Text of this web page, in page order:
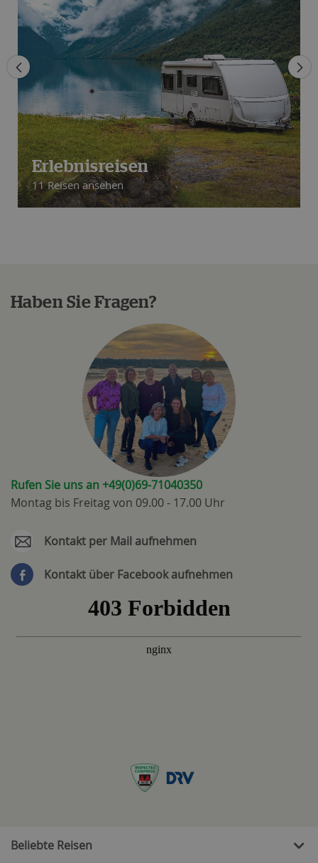
Erlebnisreisen
11 Reisen ansehen
Haben Sie Fragen?
Rufen Sie uns an +49(0)69-71040350
Montag bis Freitag von 09.00 - 17.00 Uhr
Kontakt per Mail aufnehmen
Kontakt über Facebook aufnehmen
Beliebte Reisen